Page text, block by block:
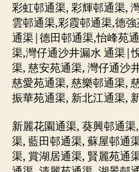
彩虹邨通渠, 彩輝邨通渠,
雲邨通渠,彩霞邨通渠,德
通渠|德田邨通渠,怡峰苑
渠,灣仔通沙井漏水 通渠|
渠, 慈安苑通渠, 灣仔通沙
慈愛苑通渠, 慈樂邨通渠,
振華苑通渠, 新北江通渠,
新麗花園通渠, 葵興邨通
渠, 藍田邨通渠, 蘇屋邨通
渠, 賞湖居通渠, 賢麗苑通